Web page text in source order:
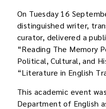
On Tuesday 16
distinguished writer,
curator, delivered a
“Reading The Memory
Political, Cultural, and
“Literature in English
This academic event
Department of English